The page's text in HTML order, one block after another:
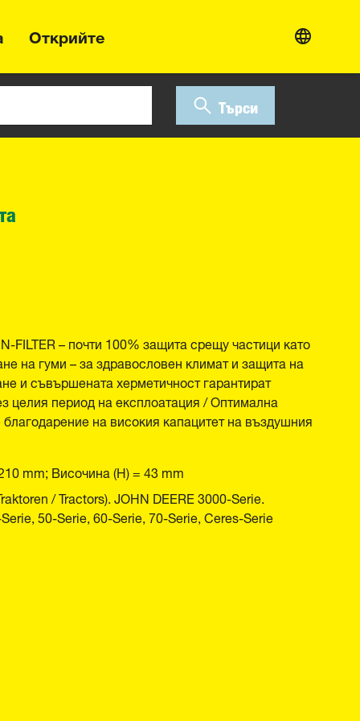
Открийте
Търси
FILTER – почти 100% защита срещу частици като
на гуми – за здравословен климат и защита на
и съвършената херметичност гарантират
целия период на експлоатация / Оптимална
на високия капацитет на въздушния
mm; Височина (H) = 43 mm
/ Tractors). JOHN DEERE 3000-Serie.
50-Serie, 60-Serie, 70-Serie, Ceres-Serie